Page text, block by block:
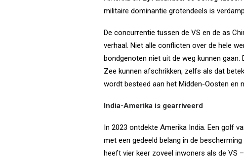
militaire dominantie grotendeels is
De concurrentie tussen de VS en de as
verhaal. Niet alle conflicten over de hele
bondgenoten niet uit de weg kunnen
Zee kunnen afschrikken, zelfs als dat
wordt besteed aan het Midden-Oosten en
India-Amerika is gearriveerd
In 2023 ontdekte Amerika India. Een golf
met een gedeeld belang in de
heeft vier keer zoveel inwoners als de VS